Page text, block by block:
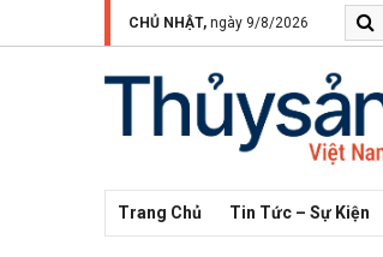
CHỦ NHẬT, ngày 9/8/2026
Trang Chủ Tin Tức – Sự Kiện